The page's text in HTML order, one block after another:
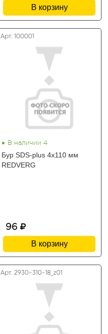
В корзину
Арт. 100001
• В наличии 4
Бур SDS-plus 4х110 мм
REDVERG
96
В корзину
Арт. 2930-310-18_z01